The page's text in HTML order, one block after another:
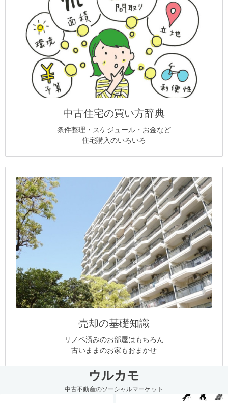
中古住宅の買い方辞典
条件整理・スケジュール・お金など
住宅購入のいろいろ
売却の基礎知識
リノベ済みのお部屋はもちろん
古いままのお家もおまかせ
ウルカモ
中古不動産のソーシャルマーケット